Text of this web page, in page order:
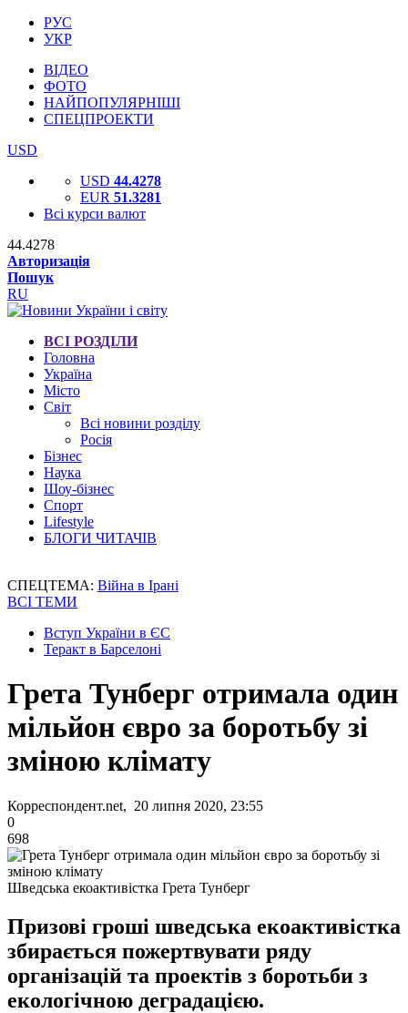
РУС
УКР
ВІДЕО
ФОТО
НАЙПОПУЛЯРНІШІ
СПЕЦПРОЕКТИ
USD
USD 44.4278
EUR 51.3281
Всі курси валют
44.4278
Авторизація
Пошук
RU
ВСІ РОЗДІЛИ
Головна
Україна
Місто
Світ
Всі новини розділу
Росія
Бізнес
Наука
Шоу-бізнес
Спорт
Lifestyle
БЛОГИ ЧИТАЧІВ
СПЕЦТЕМА: Війна в Ірані
ВСІ ТЕМИ
Вступ України в ЄС
Теракт в Барселоні
Грета Тунберг отримала один
мільйон євро за боротьбу зі
зміною клімату
Корреспондент.net, 20 липня 2020, 23:55
0
698
Шведська екоактивістка Грета Тунберг
Призові гроші шведська екоактивістка
збирається пожертвувати ряду
організацій та проектів з боротьби з
екологічною деградацією.